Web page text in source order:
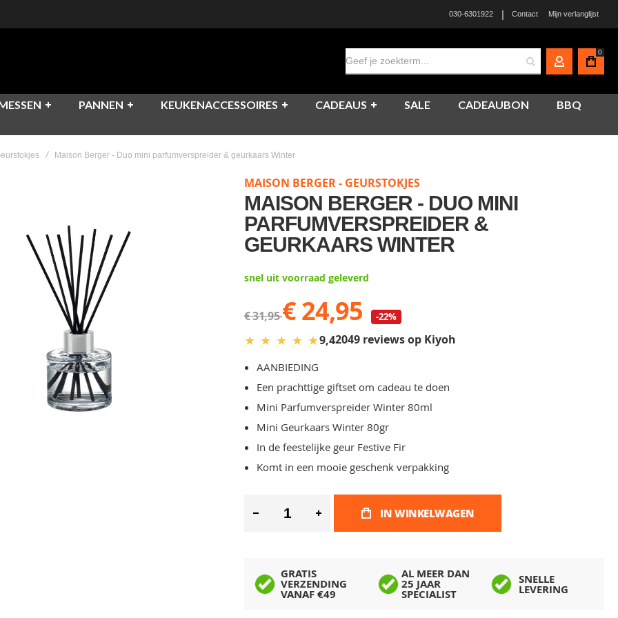
030-6301922
| Contact Mijn verlanglijst
MIJN
0
PANNEN KEUKENACCESSOIRES CADEAUS SALE CADEAUBON
BBQ
Maison Berger - Duo mini parfumverspreider & geurkaars Winter
MAISON BERGER - GEURSTOKJES
MAISON BERGER - DUO MINI
PARFUMVERSPREIDER &
GEURKAARS WINTER
snel uit voorraad geleverd
€ 31,95 € 24,95 -22%
★ ★ ★ ★ ★9,42049 reviews op Kiyoh
AANBIEDING
Een prachttige giftset om cadeau te doen
Mini Parfumverspreider Winter 80ml
Mini Geurkaars Winter 80gr
In de feestelijke geur Festive Fir
Komt in een mooie geschenk verpakking
IN WINKELWAGEN
GRATIS
VERZENDING
VANAF €49
AL MEER DAN
25 JAAR
SPECIALIST
SNELLE
LEVERING